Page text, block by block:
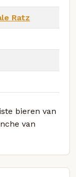
Ratz
bieren van
van